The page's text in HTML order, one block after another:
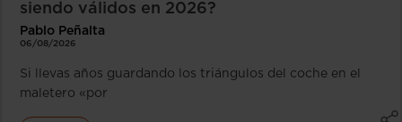
siendo válidos en 2026?
Pablo Peñalta
06/08/2026
Si llevas años guardando los triángulos del coche en el
maletero «por